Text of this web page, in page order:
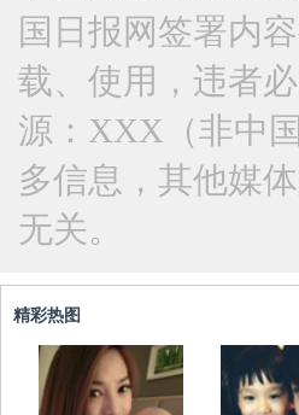
国日报网签署内
载、使用，违者
源：XXX（非中
多信息，其他媒
无关。
精彩热图